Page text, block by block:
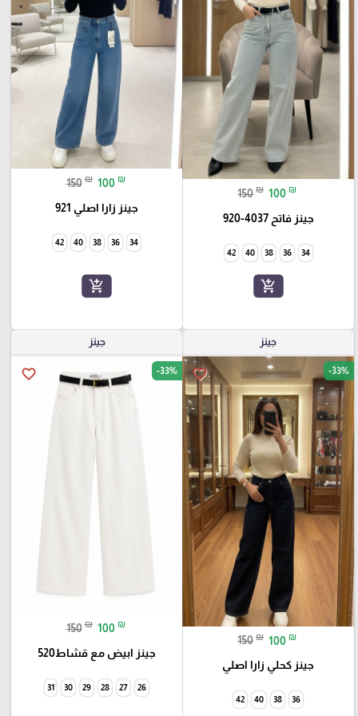
150 ₪ 100 ₪
جينز فاتح 4037-920
34
36
38
40
42
add_shopping_cart
150 ₪ 100 ₪
جينز زارا اصلي 921
34
36
38
40
42
add_shopping_cart
جينز
favorite_border -33%
150 ₪ 100 ₪
جينز كحلي زارا اصلي
36
38
40
42
جينز
favorite_border -33%
150 ₪ 100 ₪
جينز ابيض مع قشاط520
26
27
28
29
30
31